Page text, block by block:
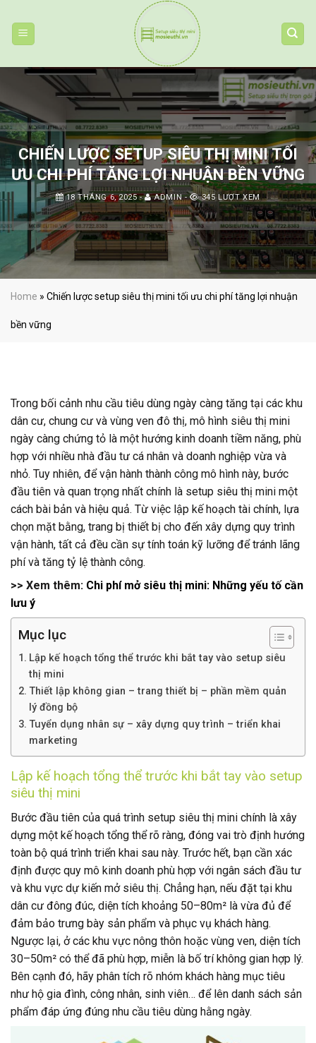
content
CHIẾN LƯỢC SETUP SIÊU THỊ MINI TỐI
ƯU CHI PHÍ TĂNG LỢI NHUẬN BỀN VỮNG
18 THÁNG 6, 2025- ADMIN- 345 LƯỢT XEM
Home » Chiến lược setup siêu thị mini tối ưu chi phí tăng lợi nhuận
bền vững
Trong bối cảnh nhu cầu tiêu dùng ngày càng tăng tại các khu
dân cư, chung cư và vùng ven đô thị, mô hình siêu thị mini
ngày càng chứng tỏ là một hướng kinh doanh tiềm năng, phù
hợp với nhiều nhà đầu tư cá nhân và doanh nghiệp vừa và
nhỏ. Tuy nhiên, để vận hành thành công mô hình này, bước
đầu tiên và quan trọng nhất chính là setup siêu thị mini một
cách bài bản và hiệu quả. Từ việc lập kế hoạch tài chính, lựa
chọn mặt bằng, trang bị thiết bị cho đến xây dựng quy trình
vận hành, tất cả đều cần sự tính toán kỹ lưỡng để tránh lãng
phí và tăng tỷ lệ thành công.
>> Xem thêm: Chi phí mở siêu thị mini: Những yếu tố cần
lưu ý
Mục lục
Lập kế hoạch tổng thể trước khi bắt tay vào setup siêu
thị mini
Thiết lập không gian – trang thiết bị – phần mềm quản
lý đồng bộ
Tuyển dụng nhân sự – xây dựng quy trình – triển khai
marketing
Lập kế hoạch tổng thể trước khi bắt tay vào setup
siêu thị mini
Bước đầu tiên của quá trình setup siêu thị mini chính là xây
dựng một kế hoạch tổng thể rõ ràng, đóng vai trò định hướng
toàn bộ quá trình triển khai sau này. Trước hết, bạn cần xác
định được quy mô kinh doanh phù hợp với ngân sách đầu tư
và khu vực dự kiến mở siêu thị. Chẳng hạn, nếu đặt tại khu
dân cư đông đúc, diện tích khoảng 50–80m² là vừa đủ để
đảm bảo trưng bày sản phẩm và phục vụ khách hàng.
Ngược lại, ở các khu vực nông thôn hoặc vùng ven, diện tích
30–50m² có thể đã phù hợp, miễn là bố trí không gian hợp lý.
Bên cạnh đó, hãy phân tích rõ nhóm khách hàng mục tiêu
như hộ gia đình, công nhân, sinh viên… để lên danh sách sản
phẩm đáp ứng đúng nhu cầu tiêu dùng hằng ngày.